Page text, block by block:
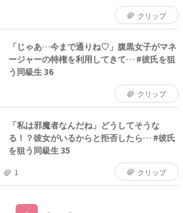
クリップ
「じゃあ…今まで通りね♡」腹黒女子がマネ
ージャーの特権を利用してきて… #彼氏を狙
う同級生 36
クリップ
「私は邪魔者なんだね」どうしてそうな
る！？彼女がいるからと拒否したら… #彼氏
を狙う同級生 35
1 クリップ